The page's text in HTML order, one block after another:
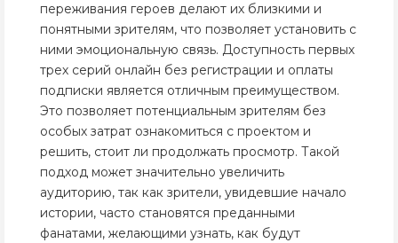
переживания героев делают их близкими и
понятными зрителям, что позволяет установить с
ними эмоциональную связь. Доступность первых
трех серий онлайн без регистрации и оплаты
подписки является отличным преимуществом.
Это позволяет потенциальным зрителям без
особых затрат ознакомиться с проектом и
решить, стоит ли продолжать просмотр. Такой
подход может значительно увеличить
аудиторию, так как зрители, увидевшие начало
истории, часто становятся преданными
фанатами, желающими узнать, как будут